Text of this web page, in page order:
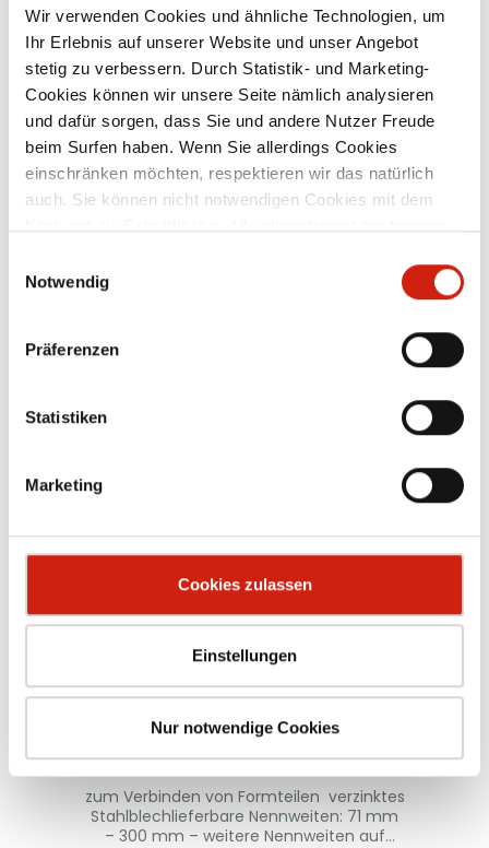
Wir verwenden Cookies und ähnliche Technologien, um
Ihr Erlebnis auf unserer Website und unser Angebot
stetig zu verbessern. Durch Statistik- und Marketing-
Cookies können wir unsere Seite nämlich analysieren
und dafür sorgen, dass Sie und andere Nutzer Freude
beim Surfen haben. Wenn Sie allerdings Cookies
einschränken möchten, respektieren wir das natürlich
auch. Sie können nicht notwendigen Cookies mit dem
alle Cookies auswählen.
Notwendig
Präferenzen
Statistiken
Marketing
Cookies zulassen
Einstellungen
Nur notwendige Cookies
mit Gummidichtung verzinktes
Stahlblech lieferbare Nennweiten: 71 mm
– 300 mm – weitere Nennweiten auf
Anfrage
Ab29,40 €
zum Verbinden von Formteilen verzinktes
Stahlblechlieferbare Nennweiten: 71 mm
– 300 mm – weitere Nennweiten auf